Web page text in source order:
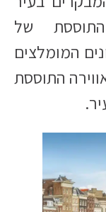
של
המומלצים
התוססת